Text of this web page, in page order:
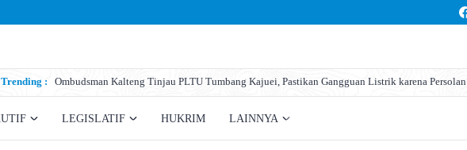
Trending :
Ombudsman Kalteng Tinjau PLTU Tumbang Kajuei, Pastikan Gangguan Listrik karena Persolan
Teknis
LEGISLATIF HUKRIM LAINNYA